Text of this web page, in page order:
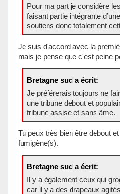
Pour ma part je considère
faisant partie intégrante
soutiens donc totalement
Je suis d'accord avec la
mais je pense que c'est peine
Bretagne sud a écrit:
Je préférerais toujours ne
une tribune debout et
tribune assise et sans âme.
Tu peux très bien être debout
fumigène(s).
Bretagne sud a écrit:
Il y a également ceux qui
car il y a des drapeaux